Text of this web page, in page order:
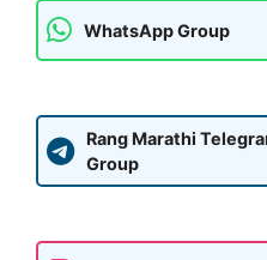
WhatsApp Group
Rang Marathi
Group